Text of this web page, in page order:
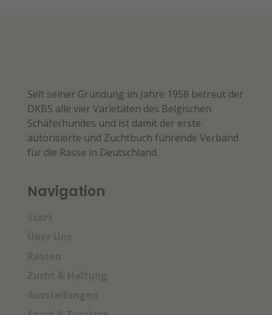
Seit seiner Gründung im Jahre 1958 betreut der
DKBS alle vier Varietäten des Belgischen
Schäferhundes und ist damit der erste
autorisierte und Zuchtbuch führende Verband
für die Rasse in Deutschland.
Navigation
Start
Über Uns
Rassen
Zucht & Haltung
Ausstellungen